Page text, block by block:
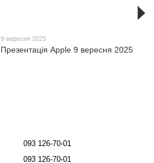
9 вересня 2025
Презентація Apple 9 вересня 2025
093 126-70-01
093 126-70-01